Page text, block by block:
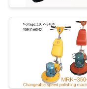
ΓΎΡΟΣ
ΕΡΓΟΣΤΑΣΊΩΝ
ΠΟΙΟΤΙΚΌΣ
ΈΛΕΓΧΟΣ